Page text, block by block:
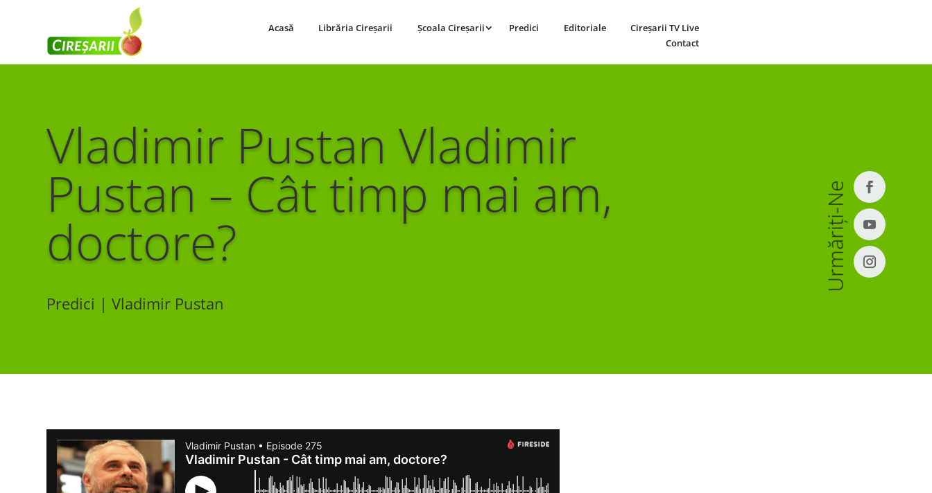
Acasă Librăria Cireșarii Școala Cireșarii Predici Editoriale
Cireșarii TV Live
Contact
Vladimir Pustan Vladimir
Pustan – Cât timp mai am,
doctore?
Predici | Vladimir Pustan
Urmăriți-Ne